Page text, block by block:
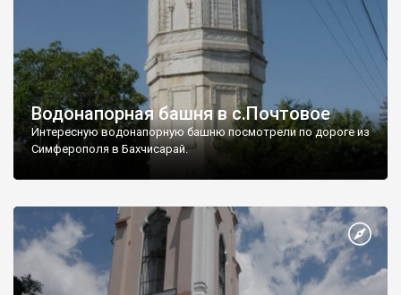
Водонапорная башня в с.Почтовое
Интересную водонапорную башню посмотрели по дороге из
Симферополя в Бахчисарай.